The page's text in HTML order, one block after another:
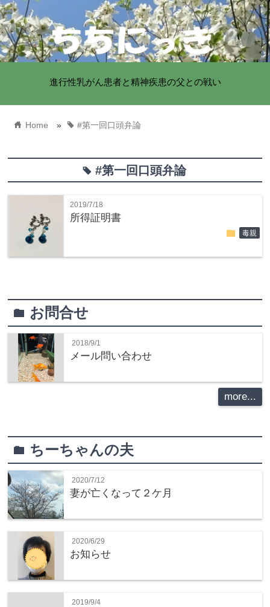
進行性乳がん患者と精神疾患の父との戦い
home Home » tag#第一回口頭弁論
tag#第一回口頭弁論
2019/7/18
所得証明書
folder 毒親
folder お問合せ
2018/9/1
メール問い合わせ
more...
folder ちーちゃんの夫
2020/7/12
妻が亡くなって２ケ月
2020/6/29
お知らせ
2019/9/4